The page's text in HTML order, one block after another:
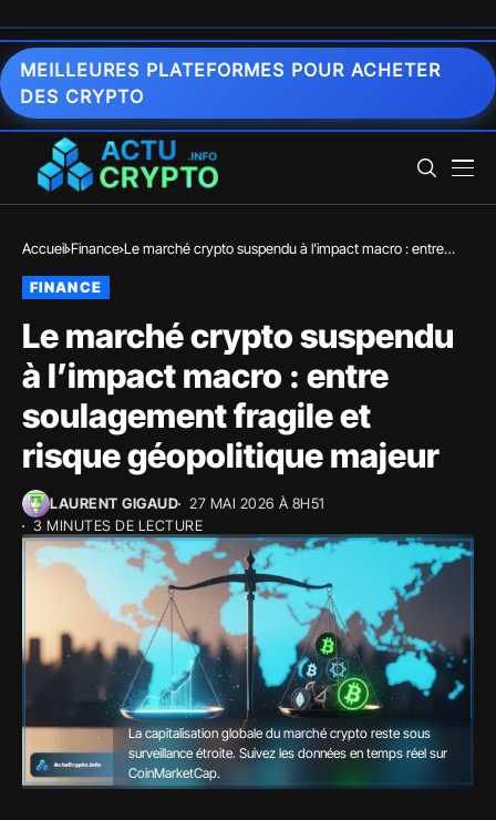
MEILLEURES PLATEFORMES POUR ACHETER
DES CRYPTO
Accueil Finance Le marché crypto suspendu à l’impact macro : entre
FINANCE
Le marché crypto suspendu
à l’impact macro : entre
soulagement fragile et
risque géopolitique majeur
LAURENT GIGAUD
27 MAI 2026 À 8H51
3 MINUTES DE LECTURE
La capitalisation globale du marché crypto reste sous
surveillance étroite. Suivez les données en temps réel sur
CoinMarketCap.